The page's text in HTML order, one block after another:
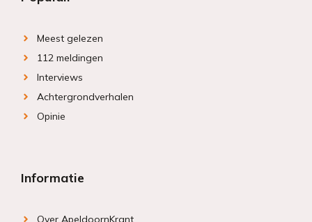
Meest gelezen
112 meldingen
Interviews
Achtergrondverhalen
Opinie
Informatie
Over ApeldoornKrant